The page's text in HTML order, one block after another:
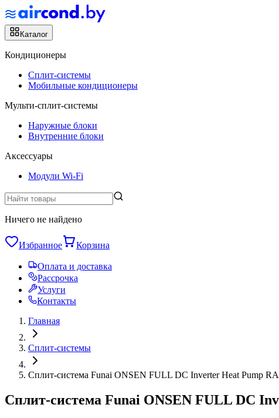
Каталог
Кондиционеры
Сплит-системы
Мобильные кондиционеры
Мульти-сплит-системы
Наружные блоки
Внутренние блоки
Аксессуары
Модули Wi-Fi
Ничего не найдено
Избранное Корзина
Оплата и доставка
Рассрочка
Услуги
Контакты
Главная
Сплит-системы
Сплит-система Funai ONSEN FULL DC Inverter Heat Pump
Сплит-система Funai ONSEN FULL DC